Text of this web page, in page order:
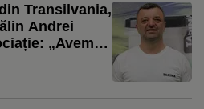
Transilvania,
Andrei
„Avem